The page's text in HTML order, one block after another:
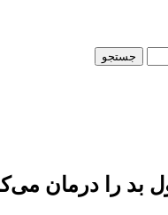
بد را درمان